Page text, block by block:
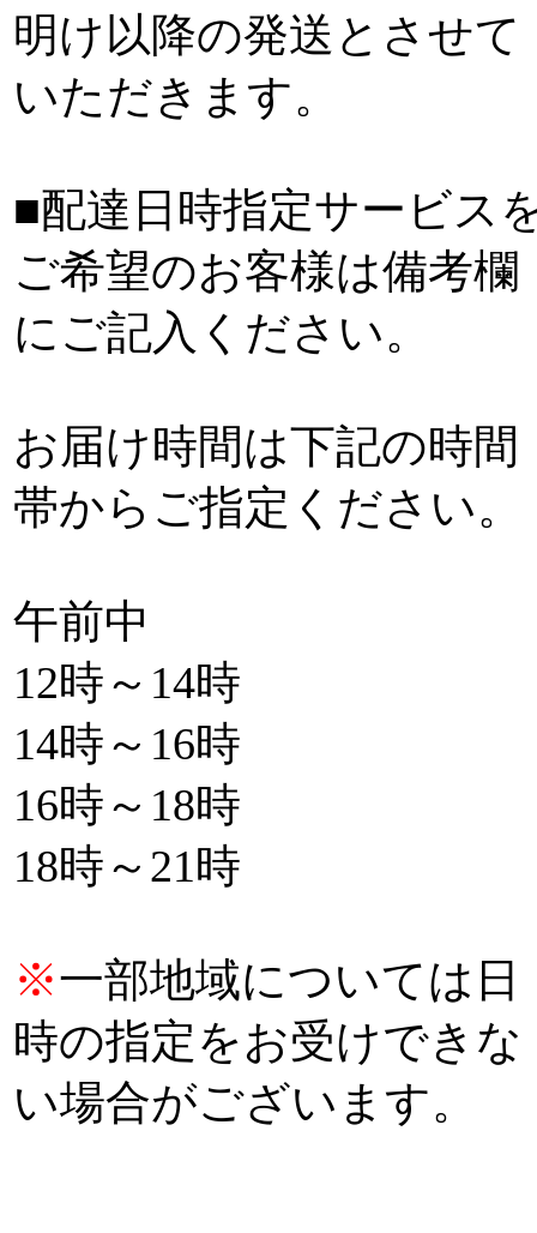
明け以降の発送とさせて
いただきます。
■配達日時指定サービス
ご希望のお客様は備考欄
にご記入ください。
お届け時間は下記の時間
帯からご指定ください。
午前中
12時～14時
14時～16時
16時～18時
18時～21時
※一部地域については日
時の指定をお受けできな
い場合がございます。